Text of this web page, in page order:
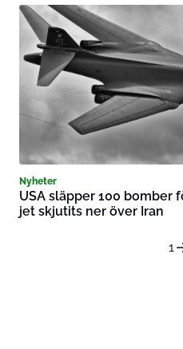
Nyheter
USA släpper 100 bomber
jet skjutits ner över Iran
1